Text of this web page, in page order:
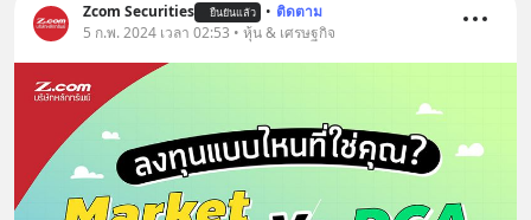
Zcom Securities ยืนยันแล้ว • ติดตาม
5 ก.พ. 2024 เวลา 02:53 • หุ้น & เศรษฐกิจ